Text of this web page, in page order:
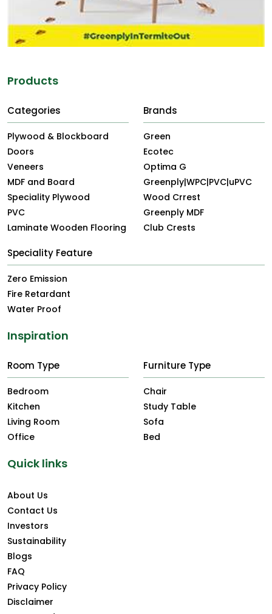
Products
Categories
Plywood & Blockboard
Doors
Veneers
MDF and Board
Speciality Plywood
PVC
Laminate Wooden Flooring
Brands
Green
Ecotec
Optima G
Greenply|WPC|PVC|uPVC
Wood Crrest
Greenply MDF
Club Crests
Speciality Feature
Zero Emission
Fire Retardant
Water Proof
Inspiration
Room Type
Bedroom
Kitchen
Living Room
Office
Furniture Type
Chair
Study Table
Sofa
Bed
Quick links
About Us
Contact Us
Investors
Sustainability
Blogs
FAQ
Privacy Policy
Disclaimer